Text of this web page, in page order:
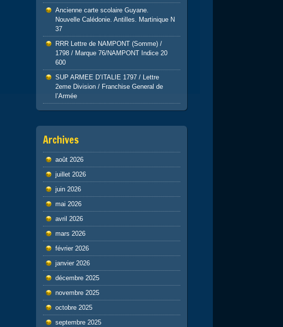
Ancienne carte scolaire Guyane.
Nouvelle Calédonie. Antilles. Martinique N
37
RRR Lettre de NAMPONT (Somme) /
1798 / Marque 76/NAMPONT Indice 20
600
SUP ARMEE D’ITALIE 1797 / Lettre
2eme Division / Franchise General de
l’Armée
Archives
août 2026
juillet 2026
juin 2026
mai 2026
avril 2026
mars 2026
février 2026
janvier 2026
décembre 2025
novembre 2025
octobre 2025
septembre 2025